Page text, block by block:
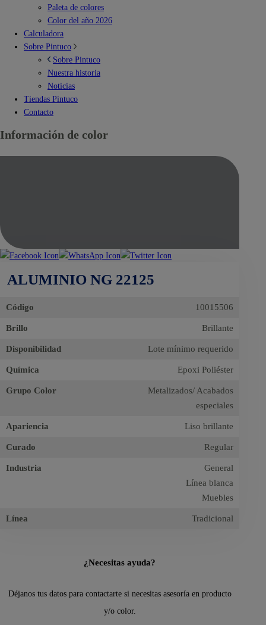
Paleta de colores
Color del año 2026
Calculadora
Sobre Pintuco
Sobre Pintuco
Nuestra historia
Noticias
Tiendas Pintuco
Contacto
Información de color
ALUMINIO NG 22125
Código 10015506
Brillo Brillante
Disponibilidad Lote mínimo requerido
Química Epoxi Poliéster
Grupo Color
Metalizados/ Acabados
especiales
Apariencia Liso brillante
Curado Regular
Industria
General
Línea blanca
Muebles
Línea Tradicional
¿Necesitas ayuda?
Déjanos tus datos para contactarte si necesitas asesoría en producto
y/o color.